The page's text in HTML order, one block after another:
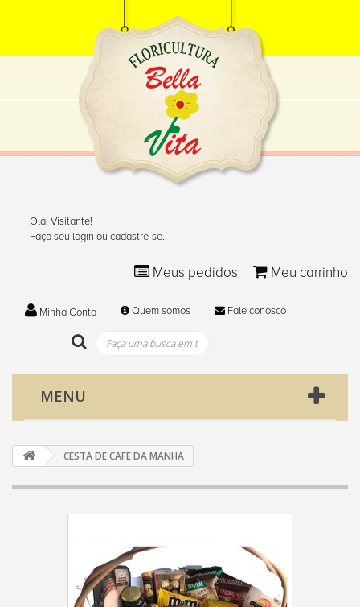
Olá, Visitante!
Faça seu login ou cadastre-se.
Meus pedidos Meu carrinho
Minha Conta Quem somos Fale conosco
MENU
CESTA DE CAFE DA MANHA